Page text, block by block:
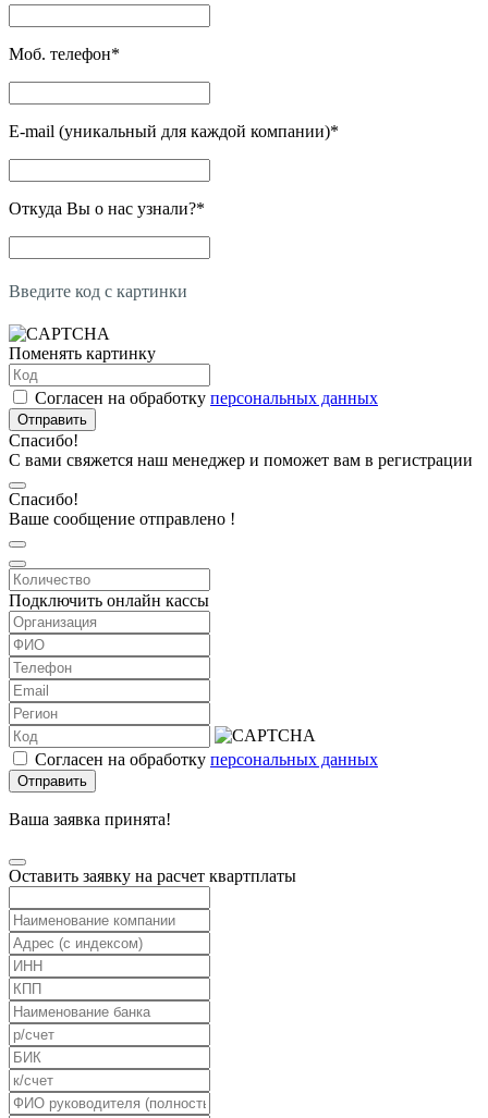
Моб. телефон*
E-mail (уникальный для каждой компании)*
Откуда Вы о нас узнали?*
Введите код с картинки
Поменять картинку
Согласен на обработку персональных данных
Отправить
Спасибо!
С вами свяжется наш менеджер и поможет вам в регистрации
Спасибо!
Ваше сообщение отправлено !
Подключить онлайн кассы
Согласен на обработку персональных данных
Отправить
Ваша заявка принята!
Оставить заявку на расчет квартплаты